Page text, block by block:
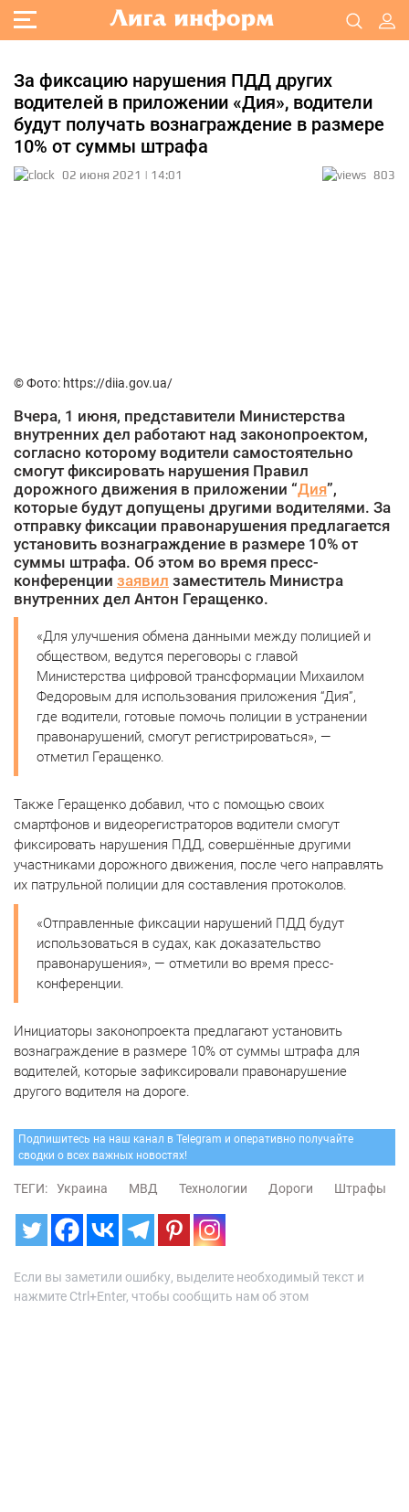
За фиксацию нарушения ПДД других
водителей в приложении «Дия», водители
будут получать вознаграждение в размере
10% от суммы штрафа
02 июня 2021 | 14:01 803
© Фото: https://diia.gov.ua/
Вчера, 1 июня, представители Министерства
внутренних дел работают над законопроектом,
согласно которому водители самостоятельно
смогут фиксировать нарушения Правил
дорожного движения в приложении “Дия”,
которые будут допущены другими водителями. За
отправку фиксации правонарушения предлагается
установить вознаграждение в размере 10% от
суммы штрафа. Об этом во время пресс-
конференции заявил заместитель Министра
внутренних дел Антон Геращенко.
«Для улучшения обмена данными между полицией и
обществом, ведутся переговоры с главой
Министерства цифровой трансформации Михаилом
Федоровым для использования приложения “Дия”,
где водители, готовые помочь полиции в устранении
правонарушений, смогут регистрироваться», —
отметил Геращенко.
Также Геращенко добавил, что с помощью своих
смартфонов и видеорегистраторов водители смогут
фиксировать нарушения ПДД, совершённые другими
участниками дорожного движения, после чего направлять
их патрульной полиции для составления протоколов.
«Отправленные фиксации нарушений ПДД будут
использоваться в судах, как доказательство
правонарушения», — отметили во время пресс-
конференции.
Инициаторы законопроекта предлагают установить
вознаграждение в размере 10% от суммы штрафа для
водителей, которые зафиксировали правонарушение
другого водителя на дороге.
Подпишитесь на наш канал в Telegram и оперативно получайте
сводки о всех важных новостях!
ТЕГИ: Украина МВД Технологии Дороги Штрафы
Если вы заметили ошибку, выделите необходимый текст и
нажмите Ctrl+Enter, чтобы сообщить нам об этом